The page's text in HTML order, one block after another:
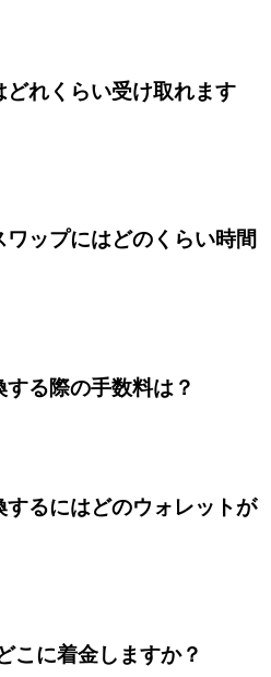
どれくらい受け取れます
ップにはどのくらい時間
る際の手数料は？
するにはどのウォレットが
こに着金しますか？